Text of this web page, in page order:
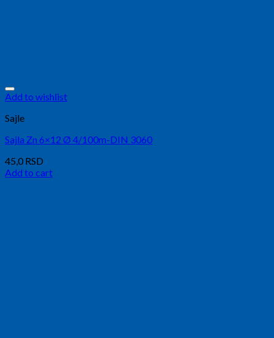
Add to wishlist
Sajle
Sajla Zn 6×12 Ø 4/100m-DIN 3060
45,0 RSD
Add to cart